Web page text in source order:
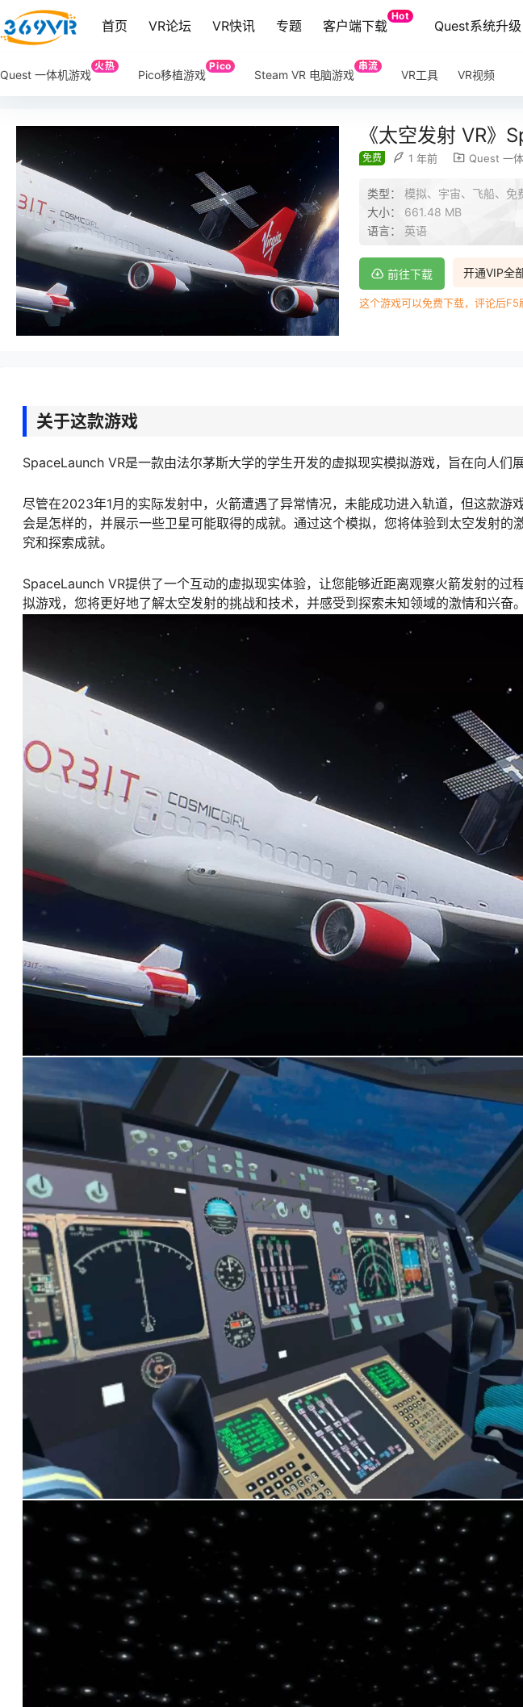
首页 VR论坛 VR快讯 专题 客户端下载
Hot
Quest系统升级
Quest 一体机游戏
火热
Pico移植游戏
Pico
Steam VR 电脑游戏
串流
VR工具 VR视频
《太空发射 VR》
免费 1 年前 Quest 一
类型： 模拟、宇宙、飞船、免
大小： 661.48 MB
语言： 英语
开通VIP全
前往下载
这个游戏可以免费下载，评论后F5
关于这款游戏
SpaceLaunch VR是一款由法尔茅斯大学的学生开发的虚拟现实模拟游戏，旨在向人们
尽管在2023年1月的实际发射中，火箭遭遇了异常情况，未能成功进入轨道，但这款游
会是怎样的，并展示一些卫星可能取得的成就。通过这个模拟，您将体验到太空发射
究和探索成就。
SpaceLaunch VR提供了一个互动的虚拟现实体验，让您能够近距离观察火箭发射的过
拟游戏，您将更好地了解太空发射的挑战和技术，并感受到探索未知领域的激情和兴奋。